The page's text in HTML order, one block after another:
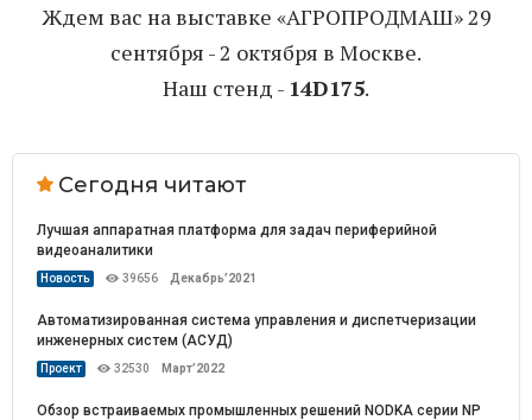
Ждем вас на выставке «АГРОПРОДМАШ» 29
сентября - 2 октября в Москве.
Наш стенд - 14D175.
Сегодня читают
Лучшая аппаратная платформа для задач периферийной
видеоаналитики
Новость 39656 Декабрь’2021
Автоматизированная система управления и диспетчеризации
инженерных систем (АСУД)
Проект 32530 Март’2022
Обзор встраиваемых промышленных решений NODKA серии NP